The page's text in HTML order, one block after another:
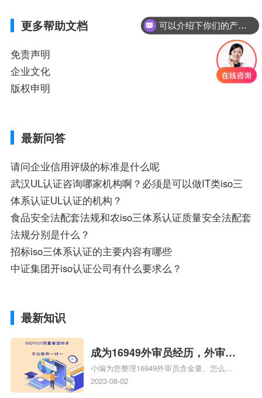
更多帮助文档
免责声明
企业文化
版权申明
最新问答
请问企业信用评级的标准是什么呢
武汉UL认证咨询哪家机构啊？必须是可以做IT类iso三
体系认证UL认证的机构？
食品安全法配套法规和农iso三体系认证质量安全法配套
法规分别是什么？
招标iso三体系认证的主要内容有哪些
中证集团开iso认证公司有什么要求么？
最新知识
成为16949外审员经历，外审员
16949
小编为您整理16949外审员含金量、怎么才
能成为注册的TS16949:2009的外审员、我
2023-08-02
可以介绍下你们的产品么？